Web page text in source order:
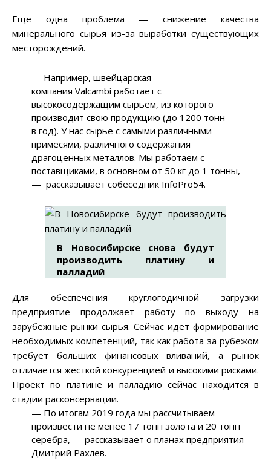
Еще одна проблема — снижение качества
минерального сырья из-за выработки существующих
месторождений.
— Например, швейцарская
компанияValcambi работает с
высокосодержащим сырьем, из которого
производит свою продукцию (до 1200 тонн
в год). У нас сырье с самыми различными
примесями, различного содержания
драгоценных металлов. Мы работаем с
поставщиками, в основном от 50 кг до 1 тонны,
— рассказывает собеседник InfoPro54.
В Новосибирске снова будут
производить платину и
палладий
Для обеспечения круглогодичной загрузки
предприятие продолжает работу по выходу на
зарубежные рынки сырья. Сейчас идет формирование
необходимых компетенций, так как работа за рубежом
требует больших финансовых вливаний, а рынок
отличается жесткой конкуренцией и высокими рисками.
Проект по платине и палладию сейчас находится в
стадии расконсервации.
— По итогам 2019 года мы рассчитываем
произвести не менее 17 тонн золота и 20 тонн
серебра, — рассказывает о планах предприятия
Дмитрий Рахлев.